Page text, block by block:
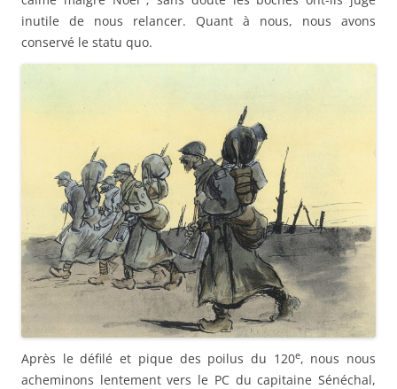
inutile de nous relancer. Quant à nous, nous avons
conservé le statu quo.
Après le défilé et pique des poilus du 120e, nous nous
acheminons lentement vers le PC du capitaine Sénéchal,